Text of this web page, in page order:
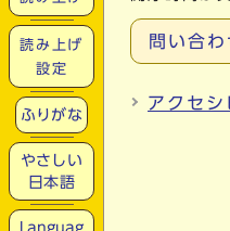
読み上げ
設定
ふりがな
やさしい
日本語
Languag
問い合
アクセシ